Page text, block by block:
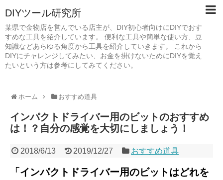
DIYツール研究所
某県で金物店を営んでいる店主が、DIY初心者向けにDIYでおす
すめな工具を紹介しています。 便利な工具や簡単な使い方、豆
知識などあらゆる角度から工具を紹介していきます。 これから
DIYにチャレンジしてみたい、お金を掛けないためにDIYを覚え
たいという方は参考にしてみてください。
ホーム おすすめ道具
インパクトドライバー用のビットのおすすめ
は！？自分の感覚を大切にしましょう！
2018/6/13 2019/12/27 おすすめ道具
「インパクトドライバー用のビットはどれを